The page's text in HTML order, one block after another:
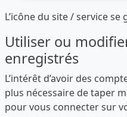
L’icône du site / service
Utiliser ou
enregistrés
L’intérêt d’avoir des
plus nécessaire de taper
pour vous connecter sur